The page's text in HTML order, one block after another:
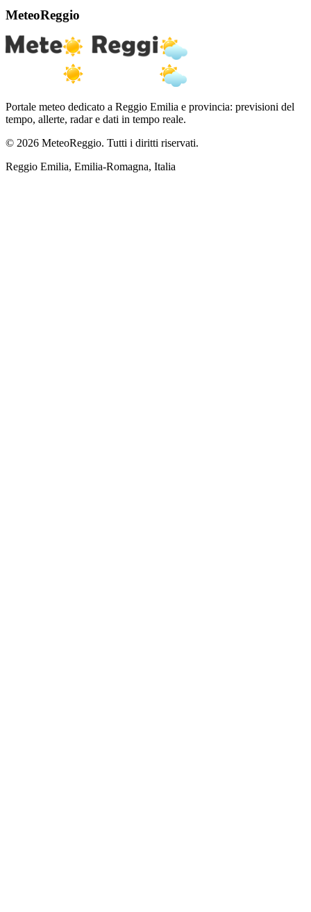
MeteoReggio
Portale meteo dedicato a Reggio Emilia e provincia: previsioni del
tempo, allerte, radar e dati in tempo reale.
© 2026 MeteoReggio. Tutti i diritti riservati.
Reggio Emilia, Emilia-Romagna, Italia